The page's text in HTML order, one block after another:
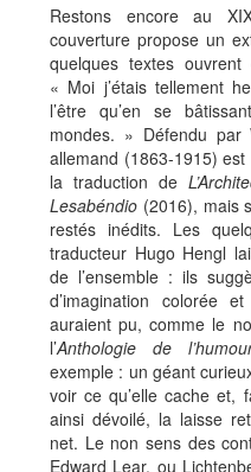
Restons encore au
couverture propose un
quelques textes
« Moi j’étais tellement
l’être qu’en se
mondes. » Défendu par
allemand (1863-1915)
la traduction de
Lesabéndio (2016), mais
restés inédits. Les
traducteur Hugo Hengl
de l’ensemble : ils
d’imagination colorée
auraient pu, comme le
l’Anthologie de
exemple : un géant
voir ce qu’elle cache et,
ainsi dévoilé, la laisse
net. Le non sens des
Edward Lear, ou